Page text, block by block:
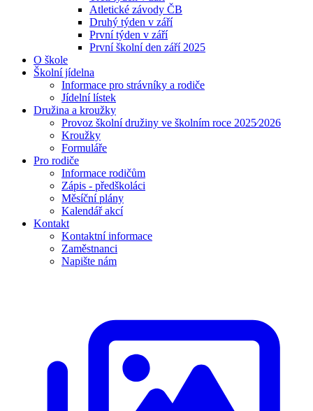
Atletické závody ČB
Druhý týden v září
První týden v září
První školní den září 2025
O škole
Školní jídelna
Informace pro strávníky a rodiče
Jídelní lístek
Družina a kroužky
Provoz školní družiny ve školním roce 2025⁄2026
Kroužky
Formuláře
Pro rodiče
Informace rodičům
Zápis - předškoláci
Měsíční plány
Kalendář akcí
Kontakt
Kontaktní informace
Zaměstnanci
Napište nám